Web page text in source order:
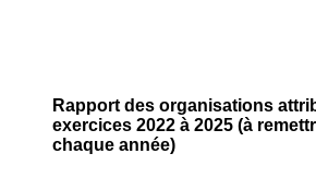
Rapport des organisations
exercices 2022 à 2025 (à
chaque année)